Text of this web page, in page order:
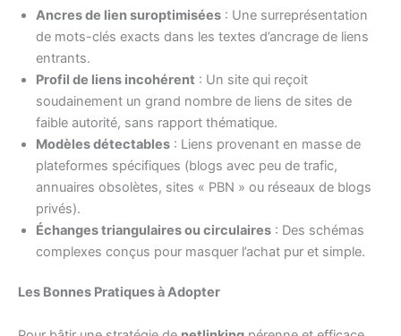
Ancres de lien suroptimisées : Une surreprésentation
de mots-clés exacts dans les textes d’ancrage de liens
entrants.
Profil de liens incohérent : Un site qui reçoit
soudainement un grand nombre de liens de sites de
faible autorité, sans rapport thématique.
Modèles détectables : Liens provenant en masse de
plateformes spécifiques (blogs avec peu de trafic,
annuaires obsolètes, sites « PBN » ou réseaux de blogs
privés).
Échanges triangulaires ou circulaires : Des schémas
complexes conçus pour masquer l’achat pur et simple.
Les Bonnes Pratiques à Adopter